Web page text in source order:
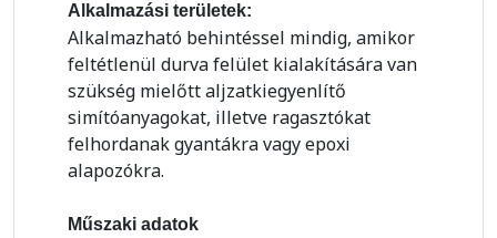
Alkalmazási területek:
Alkalmazható behintéssel mindig, amikor
feltétlenül durva felület kialakítására van
szükség mielőtt aljzatkiegyenlítő
simítóanyagokat, illetve ragasztókat
felhordanak gyantákra vagy epoxi
alapozókra.
Műszaki adatok